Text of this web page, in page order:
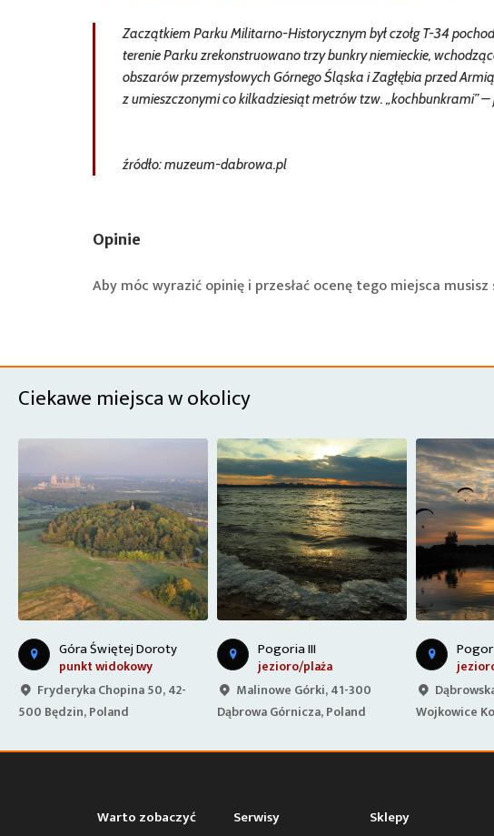
Zaczątkiem Parku Militarno-Historycznym był czołg T-34
terenie Parku zrekonstruowano trzy bunkry niemieckie,
obszarów przemysłowych Górnego Śląska i Zagłębia przed
z umieszczonymi co kilkadziesiąt metrów tzw. „kochbunkrami”
źródło: muzeum-dabrowa.pl
Opinie
Aby móc wyrazić opinię i przesłać ocenę tego miejsca musisz
Ciekawe miejsca w okolicy
Góra Świętej Doroty
punkt widokowy
Fryderyka Chopina 50, 42-
500 Będzin, Poland
Pogoria III
jezioro/plaża
Malinowe Górki, 41-300
Dąbrowa Górnicza, Poland
Wojkowice
Warto zobaczyć Serwisy Sklepy